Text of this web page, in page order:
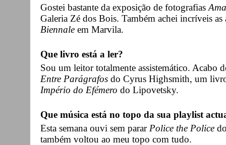
Gostei bastante da exposição de fotografias
Galeria Zé dos Bois. Também achei incríveis
Biennale em Marvila.
Que livro está a ler?
Sou um leitor totalmente assistemático. Acabo
Entre Parágrafos do Cyrus Highsmith, um
Império do Efémero do Lipovetsky.
Que música está no topo da sua playlist
Esta semana ouvi sem parar Police the Police
também voltou ao meu topo com tudo.